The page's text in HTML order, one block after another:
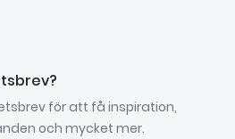
för att få inspiration,
och mycket mer.